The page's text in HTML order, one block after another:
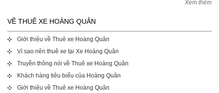
Xem thêm
VỀ THUÊ XE HOÀNG QUÂN
Giới thiệu về Thuê xe Hoàng Quân
Vì sao nên thuê xe tại Xe Hoàng Quân
Truyền thông nói về Thuê xe Hoàng Quân
Khách hàng tiêu biểu của Hoàng Quân
Giới thiệu về Thuê xe Hoàng Quân